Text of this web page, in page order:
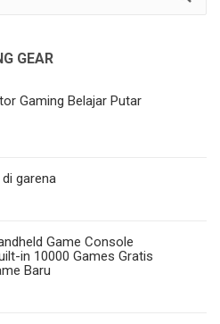
GEAR
Gaming Belajar Putar
garena
Game Console
in 10000 Games Gratis
Baru